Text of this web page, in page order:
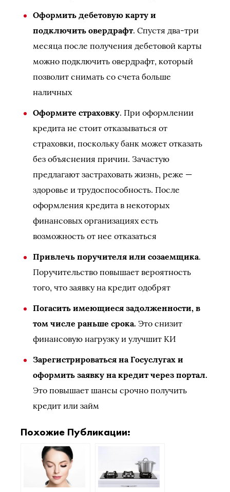
Оформить дебетовую карту и
подключить овердрафт. Спустя два-три
месяца после получения дебетовой карты
можно подключить овердрафт, который
позволит снимать со счета больше
наличных
Оформите страховку. При оформлении
кредита не стоит отказываться от
страховки, поскольку банк может отказать
без объяснения причин. Зачастую
предлагают застраховать жизнь, реже —
здоровье и трудоспособность. После
оформления кредита в некоторых
финансовых организациях есть
возможность от нее отказаться
Привлечь поручителя или созаемщика.
Поручительство повышает вероятность
того, что заявку на кредит одобрят
Погасить имеющиеся задолженности, в
том числе раньше срока. Это снизит
финансовую нагрузку и улучшит КИ
Зарегистрироваться на Госуслугах и
оформить заявку на кредит через портал.
Это повышает шансы срочно получить
кредит или займ
Похожие Публикации: